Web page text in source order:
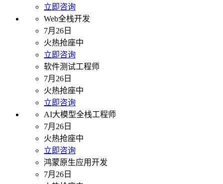
立即咨询
Web全栈开发
7月26日
火热抢座中
立即咨询
软件测试工程师
7月26日
火热抢座中
立即咨询
AI大模型全栈工程师
7月26日
火热抢座中
立即咨询
鸿蒙原生应用开发
7月26日